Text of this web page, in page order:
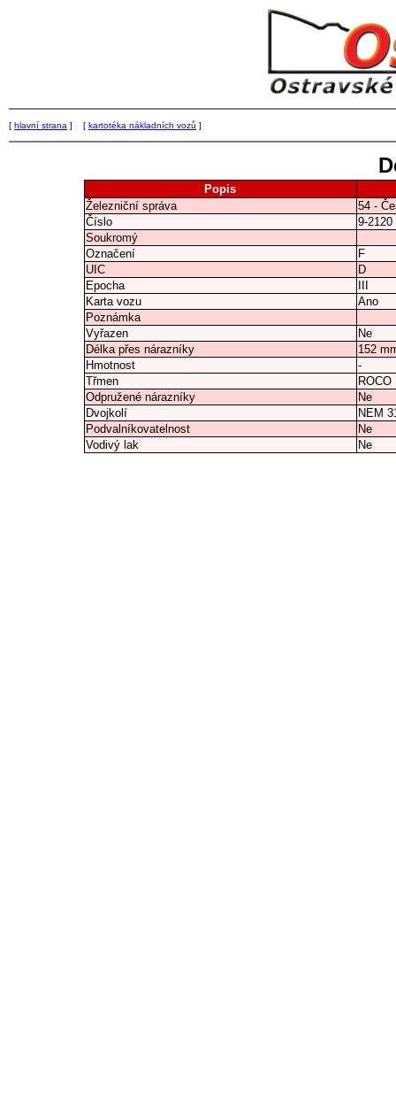
[ hlavní strana ] [ kartotéka nákladních vozů ]
Popis
Železniční správa
54 -
Číslo
9-2120
Soukromý
Označení
F
UIC
D
Epocha
Karta vozu
Ano
Poznámka
Vyřazen
Ne
Délka přes nárazníky
152
Hmotnost
-
Třmen
ROCO
Odpružené nárazníky
Ne
Dvojkolí
NEM
Podvalníkovatelnost
Ne
Vodivý lak
Ne